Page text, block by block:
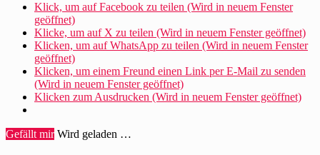
Klick, um auf Facebook zu teilen (Wird in neuem Fenster
geöffnet)
Klicke, um auf X zu teilen (Wird in neuem Fenster geöffnet)
Klicken, um auf WhatsApp zu teilen (Wird in neuem Fenster
geöffnet)
Klicken, um einem Freund einen Link per E-Mail zu senden
(Wird in neuem Fenster geöffnet)
Klicken zum Ausdrucken (Wird in neuem Fenster geöffnet)
Gefällt mir Wird geladen …